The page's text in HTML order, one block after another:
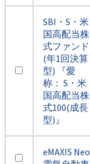
SBI・S・米
国高配当株
式ファンド
(年1回決算
型) 『愛
称： S・米
国高配当株
式100(成長
型)』
eMAXIS Neo